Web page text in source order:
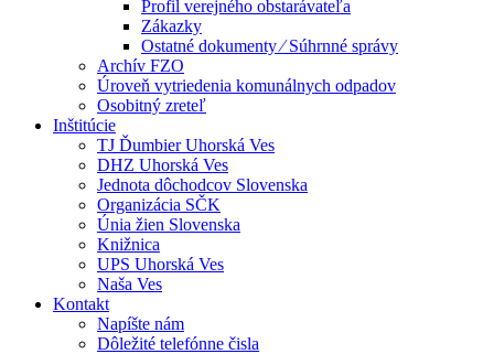
Profil verejného obstarávateľa
Zákazky
Ostatné dokumenty ⁄ Súhrnné správy
Archív FZO
Úroveň vytriedenia komunálnych odpadov
Osobitný zreteľ
Inštitúcie
TJ Ďumbier Uhorská Ves
DHZ Uhorská Ves
Jednota dôchodcov Slovenska
Organizácia SČK
Únia žien Slovenska
Knižnica
UPS Uhorská Ves
Naša Ves
Kontakt
Napíšte nám
Dôležité telefónne čisla